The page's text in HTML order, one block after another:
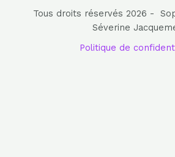
Tous droits réservés 2026 -
Séverine
Politique de